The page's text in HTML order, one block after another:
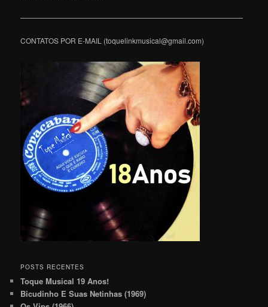
———————————————————————————————
CONTATOS POR E-MAIL (toquelinkmusical@gmail.com)
POSTS RECENTES
Toque Musical 19 Anos!
Bicudinho E Suas Netinhas (1969)